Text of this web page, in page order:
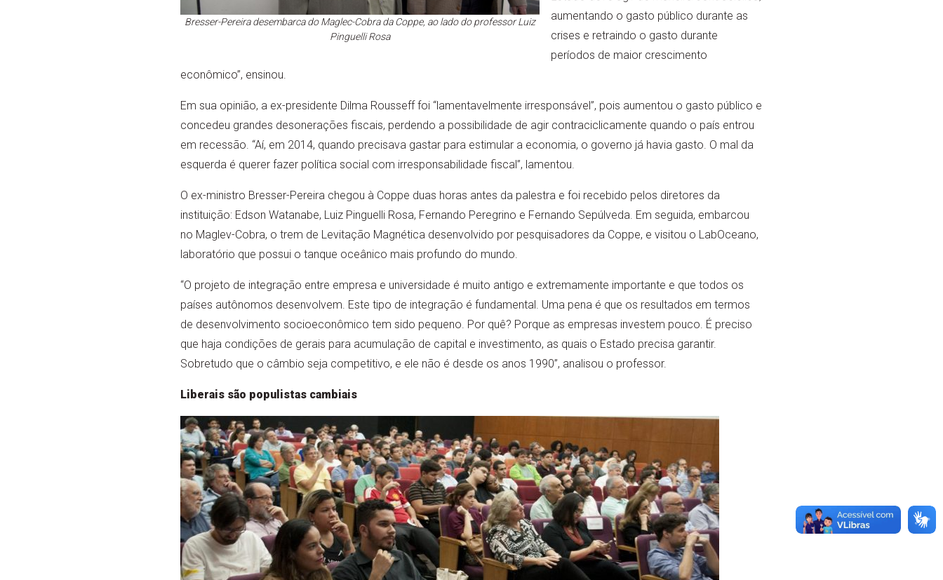
Bresser-Pereira desembarca do Maglec-Cobra da Coppe, ao lado do professor Luiz
Pinguelli Rosa
aumentando o gasto público durante as
crises e retraindo o gasto durante
períodos de maior crescimento
econômico”, ensinou.
Em sua opinião, a ex-presidente Dilma Rousseff foi “lamentavelmente irresponsável”, pois aumentou o gasto público e
concedeu grandes desonerações fiscais, perdendo a possibilidade de agir contraciclicamente quando o país entrou
em recessão. “Aí, em 2014, quando precisava gastar para estimular a economia, o governo já havia gasto. O mal da
esquerda é querer fazer política social com irresponsabilidade fiscal”, lamentou.
O ex-ministro Bresser-Pereira chegou à Coppe duas horas antes da palestra e foi recebido pelos diretores da
instituição: Edson Watanabe, Luiz Pinguelli Rosa, Fernando Peregrino e Fernando Sepúlveda. Em seguida, embarcou
no Maglev-Cobra, o trem de Levitação Magnética desenvolvido por pesquisadores da Coppe, e visitou o LabOceano,
laboratório que possui o tanque oceânico mais profundo do mundo.
“O projeto de integração entre empresa e universidade é muito antigo e extremamente importante e que todos os
países autônomos desenvolvem. Este tipo de integração é fundamental. Uma pena é que os resultados em termos
de desenvolvimento socioeconômico tem sido pequeno. Por quê? Porque as empresas investem pouco. É preciso
que haja condições de gerais para acumulação de capital e investimento, as quais o Estado precisa garantir.
Sobretudo que o câmbio seja competitivo, e ele não é desde os anos 1990”, analisou o professor.
Liberais são populistas cambiais